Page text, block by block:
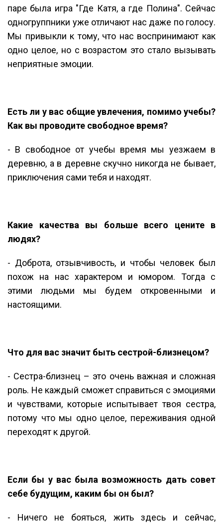
паре была игра "Где Катя, а где Полина". Сейчас
одногруппники уже отличают нас даже по голосу.
Мы привыкли к тому, что нас воспринимают как
одно целое, но с возрастом это стало вызывать
неприятные эмоции.
Есть ли у вас общие увлечения, помимо учебы?
Как вы проводите свободное время?
- В свободное от учебы время мы уезжаем в
деревню, а в деревне скучно никогда не бывает,
приключения сами тебя и находят.
Какие качества вы больше всего цените в
людях?
- Доброта, отзывчивость, и чтобы человек был
похож на нас характером и юмором. Тогда с
этими людьми мы будем откровенными и
настоящими.
Что для вас значит быть сестрой-близнецом?
- Сестра-близнец – это очень важная и сложная
роль. Не каждый сможет справиться с эмоциями
и чувствами, которые испытывает твоя сестра,
потому что мы одно целое, переживания одной
переходят к другой.
Если бы у вас была возможность дать совет
себе будущим, каким бы он был?
- Ничего не бояться, жить здесь и сейчас,